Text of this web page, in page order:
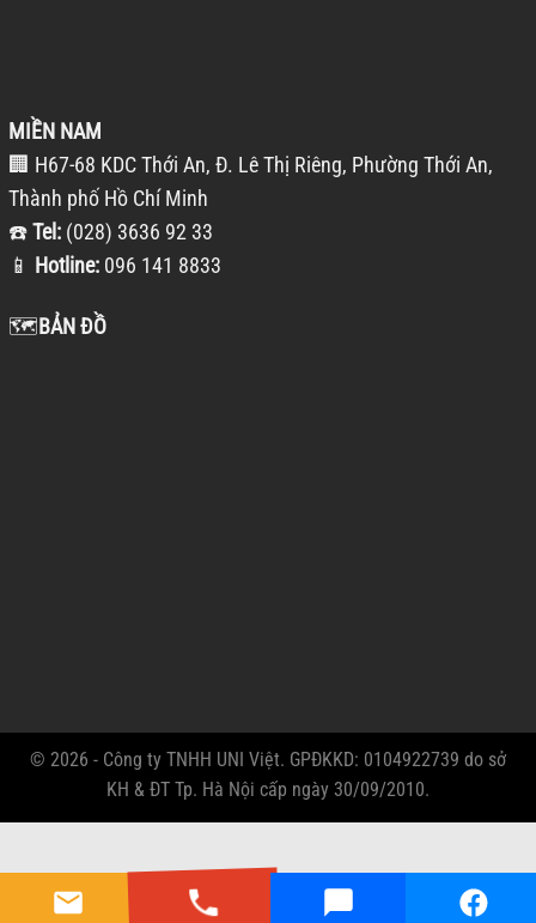
MIỀN NAM
🏢 H67-68 KDC Thới An, Đ. Lê Thị Riêng, Phường Thới An,
Thành phố Hồ Chí Minh
☎️Tel: (028) 3636 92 33
📱 Hotline: 096 141 8833
🗺️BẢN ĐỒ
© 2026 - Công ty TNHH UNI Việt. GPĐKKD: 0104922739 do sở
KH & ĐT Tp. Hà Nội cấp ngày 30/09/2010.